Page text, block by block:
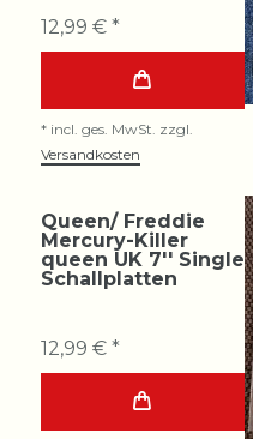
12,99 € *
* incl. ges. MwSt. zzgl.
Versandkosten
Queen/ Freddie
Mercury-Killer
queen UK 7'' Single
Schallplatten
12,99 € *